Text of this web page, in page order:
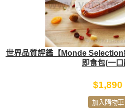
世界品質評鑑【Monde
即食包(一
$1,890
加入購物車